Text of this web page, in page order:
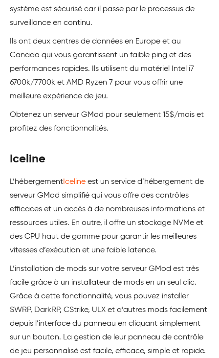
système est sécurisé car il passe par le processus de
surveillance en continu.
Ils ont deux centres de données en Europe et au
Canada qui vous garantissent un faible ping et des
performances rapides. Ils utilisent du matériel Intel i7
6700k/7700k et AMD Ryzen 7 pour vous offrir une
meilleure expérience de jeu.
Obtenez un serveur GMod pour seulement 15$/mois et
profitez des fonctionnalités.
Iceline
L’hébergementIceline est un service d’hébergement de
serveur GMod simplifié qui vous offre des contrôles
efficaces et un accès à de nombreuses informations et
ressources utiles. En outre, il offre un stockage NVMe et
des CPU haut de gamme pour garantir les meilleures
vitesses d’exécution et une faible latence.
L’installation de mods sur votre serveur GMod est très
facile grâce à un installateur de mods en un seul clic.
Grâce à cette fonctionnalité, vous pouvez installer
SWRP, DarkRP, CStrike, ULX et d’autres mods facilement
depuis l’interface du panneau en cliquant simplement
sur un bouton. La gestion de leur panneau de contrôle
de jeu personnalisé est facile, efficace, simple et rapide.